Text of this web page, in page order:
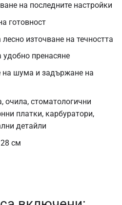
на последните настройки
готовност
източване на течността
пренасяне
на шума и задържане на
очила, стоматологични
платки, карбуратори,
детайли
см